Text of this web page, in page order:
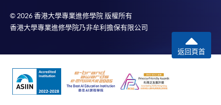
© 2026 香港大學專業進修學院 版權所有
香港大學專業進修學院乃非牟利擔保有限公司
返回頁首